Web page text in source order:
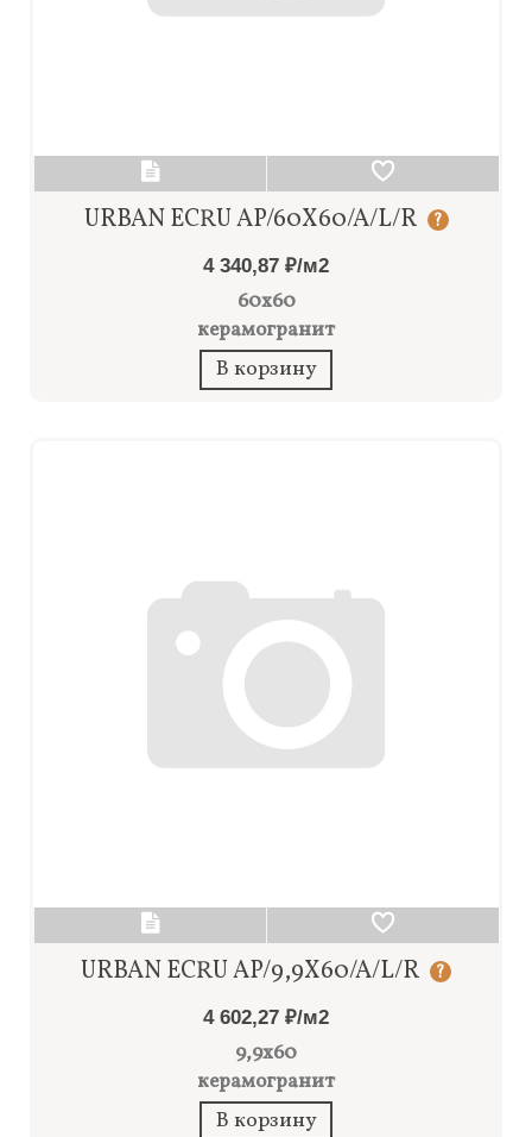
URBAN ECRU AP/60X60/A/L/R ?
4 340,87 ₽/м2
60x60
керамогранит
В корзину
URBAN ECRU AP/9,9X60/A/L/R ?
4 602,27 ₽/м2
9,9x60
керамогранит
В корзину